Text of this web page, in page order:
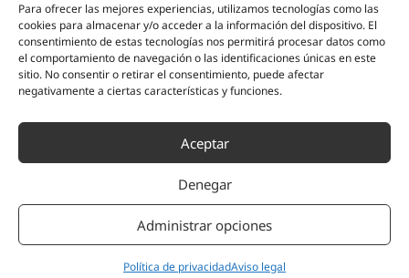
Para ofrecer las mejores experiencias, utilizamos tecnologías como las
cookies para almacenar y/o acceder a la información del dispositivo. El
consentimiento de estas tecnologías nos permitirá procesar datos como
el comportamiento de navegación o las identificaciones únicas en este
sitio. No consentir o retirar el consentimiento, puede afectar
negativamente a ciertas características y funciones.
Aceptar
Denegar
Administrar opciones
Política de privacidadAviso legal
Salud mental
Neurología y dolor
Odontología
Medicina interna
Distribuidores
Partnerships
Nesa Academic
Campus
Clínicas
Tratamientos pacientes
Opiniones
Instagram
Youtube
Facebook